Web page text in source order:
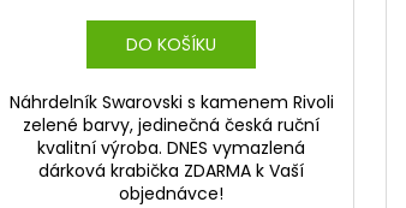
DO KOŠÍKU
Náhrdelník Swarovski s kamenem Rivoli
zelené barvy, jedinečná česká ruční
kvalitní výroba. DNES vymazlená
dárková krabička ZDARMA k Vaší
objednávce!